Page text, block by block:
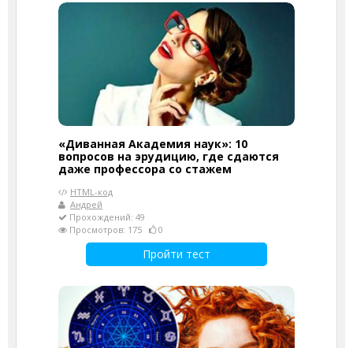
«Диванная Академия наук»: 10
вопросов на эрудицию, где сдаются
даже профессора со стажем
HTML-код
Андрей
Прохождений: 49
Просмотров: 175
0
Пройти тест